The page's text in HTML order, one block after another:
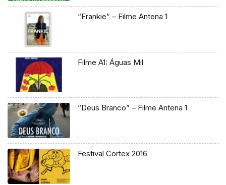
“Frankie” – Filme Antena 1
Filme A1: Águas Mil
“Deus Branco” – Filme Antena 1
Festival Cortex 2016